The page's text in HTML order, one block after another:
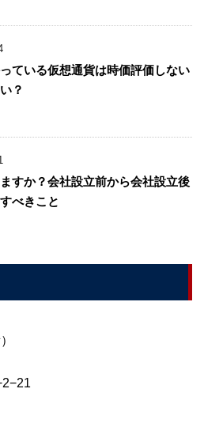
ている仮想通貨は時価評価しない
？
すか？会社設立前から会社設立後
べきこと